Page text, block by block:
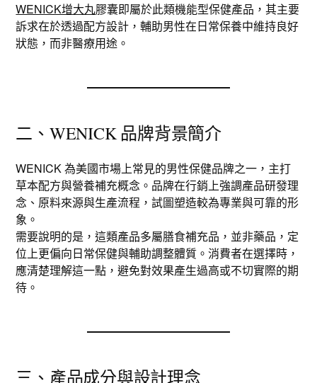
WENICK增大丸膠囊即屬於此類機能型保健產品，其主要
訴求在於透過配方設計，輔助男性在日常保養中維持良好
狀態，而非醫療用途。
二、WENICK 品牌背景簡介
WENICK 為美國市場上常見的男性保健品牌之一，主打
草本配方與營養補充概念。品牌在行銷上強調產品研發理
念、原料來源與生產流程，試圖塑造較為專業與可靠的形
象。
需要說明的是，這類產品多屬膳食補充品，並非藥品，定
位上更偏向日常保健與輔助調整體質。消費者在選擇時，
應清楚理解這一點，避免對效果產生過高或不切實際的期
待。
三、產品成分與設計理念